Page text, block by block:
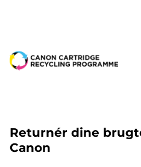
Returnér dine
Canon